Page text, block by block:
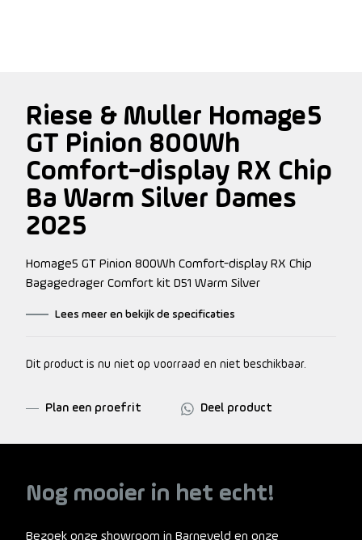
Riese & Muller Homage5
GT Pinion 800Wh
Comfort-display RX Chip
Ba Warm Silver Dames
2025
Homage5 GT Pinion 800Wh Comfort-display RX Chip
Bagagedrager Comfort kit D51 Warm Silver
Lees meer en bekijk de specificaties
Dit product is nu niet op voorraad en niet beschikbaar.
Plan een proefrit Deel product
Nog mooier in het echt!
Bezoek onze showroom in Barneveld en onze